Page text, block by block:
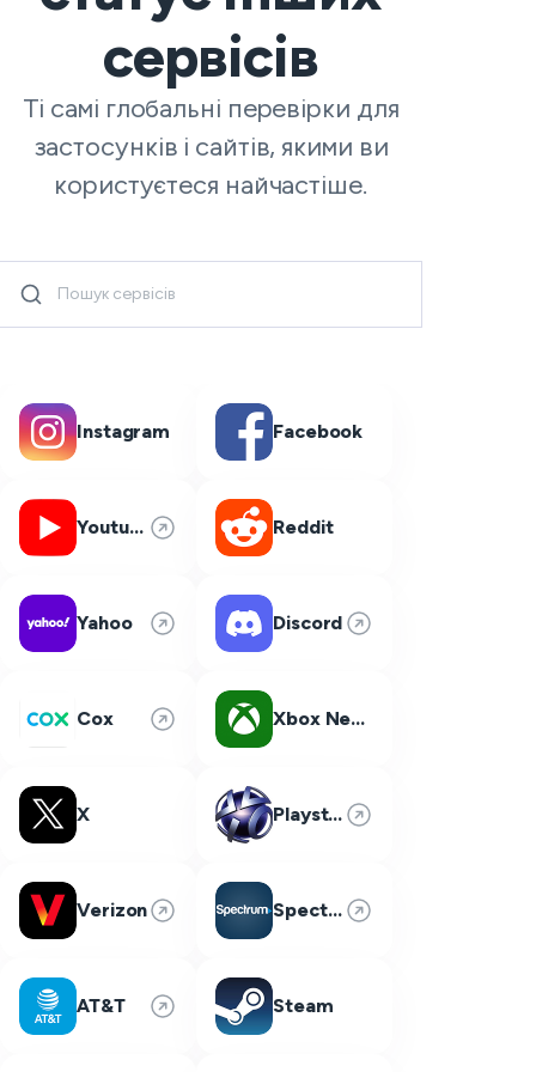
сервісів
Ті самі глобальні перевірки для
застосунків і сайтів, якими ви
користуєтеся найчастіше.
Instagram Facebook
Youtube Reddit
Yahoo Discord
Cox Xbox Network
X Playstation Network
Verizon Spectrum
AT&T Steam